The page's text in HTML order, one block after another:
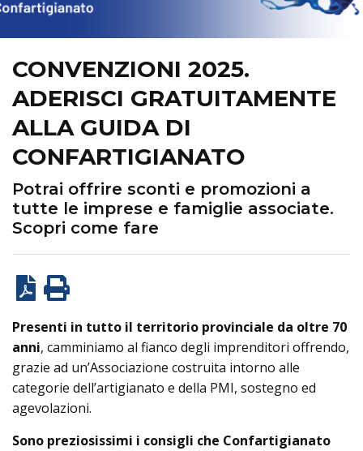
CONVENZIONI 2025.
ADERISCI GRATUITAMENTE
ALLA GUIDA DI
CONFARTIGIANATO
Potrai offrire sconti e promozioni a
tutte le imprese e famiglie associate.
Scopri come fare
Presenti in tutto il territorio provinciale da oltre 70
anni, camminiamo al fianco degli imprenditori offrendo,
grazie ad un’Associazione costruita intorno alle
categorie dell’artigianato e della PMI, sostegno ed
agevolazioni.
Sono preziosissimi i consigli che Confartigianato